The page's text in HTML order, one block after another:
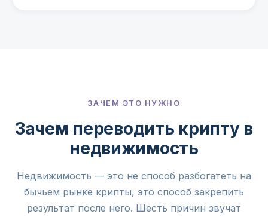
ЗАЧЕМ ЭТО НУЖНО
Зачем переводить крипту в
недвижимость
Недвижимость — это не способ разбогатеть на
бычьем рынке крипты, это способ закрепить
результат после него. Шесть причин звучат